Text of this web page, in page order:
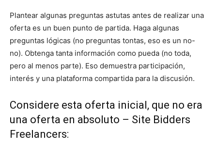
Plantear algunas preguntas astutas antes de realizar una
oferta es un buen punto de partida. Haga algunas
preguntas lógicas (no preguntas tontas, eso es un no-
no). Obtenga tanta información como pueda (no toda,
pero al menos parte). Eso demuestra participación,
interés y una plataforma compartida para la discusión.
Considere esta oferta inicial, que no era
una oferta en absoluto – Site Bidders
Freelancers: